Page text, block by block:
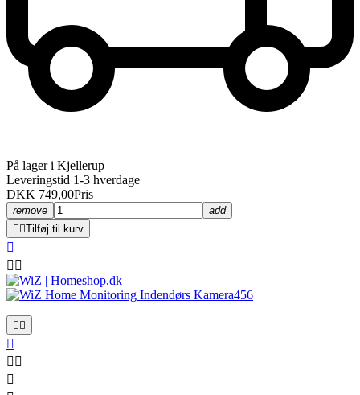
På lager i Kjellerup
Leveringstid 1-3 hverdage
DKK 749,00Pris
remove
add
 Tilføj til kurv

 
 

 
